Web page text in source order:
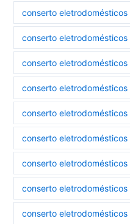
conserto eletrodomésticos
conserto eletrodomésticos
conserto eletrodomésticos
conserto
conserto
conserto
conserto
conserto
conserto